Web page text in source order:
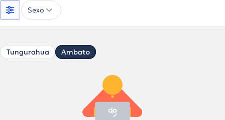
Sexo
Tungurahua Ambato